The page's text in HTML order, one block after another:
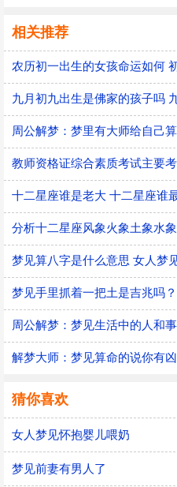
相关推荐
教师资格证综合素质考试主要
十二星座谁是老大 十二星座谁
梦见手里抓着一把土是吉兆吗
周公解梦：梦见生活中的人和
解梦大师：梦见算命的说你有
猜你喜欢
女人梦见怀抱婴儿喂奶
梦见前妻有男人了